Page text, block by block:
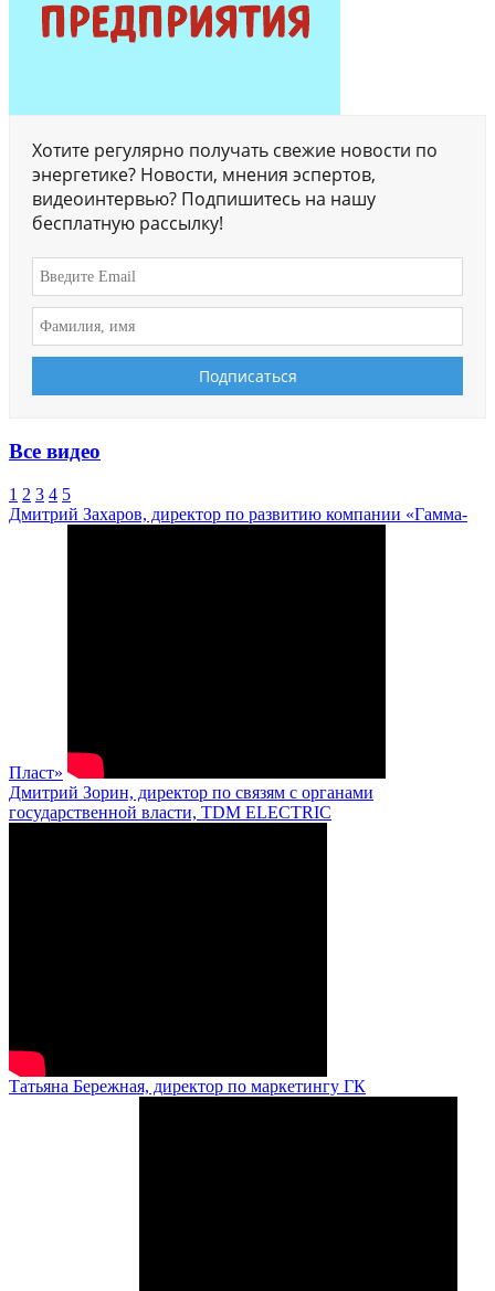
Хотите регулярно получать свежие новости по
энергетике? Новости, мнения эспертов,
видеоинтервью? Подпишитесь на нашу
бесплатную рассылку!
Все видео
1 2 3 4 5
Дмитрий Захаров, директор по развитию компании «Гамма-
Пласт»
Дмитрий Зорин, директор по связям с органами
государственной власти, TDM ELECTRIC
Татьяна Бережная, директор по маркетингу ГК